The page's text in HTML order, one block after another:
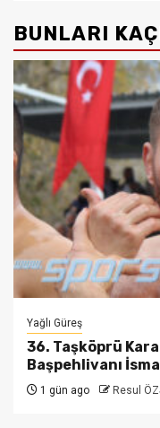
BUNLARI
Yağlı Güreş
36. Taşköprü
Başpehlivanı
1 gün ago Resul